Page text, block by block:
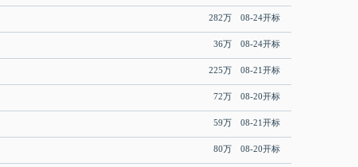
282万 08-24开标
36万 08-24开标
225万 08-21开标
72万 08-20开标
59万 08-21开标
80万 08-20开标